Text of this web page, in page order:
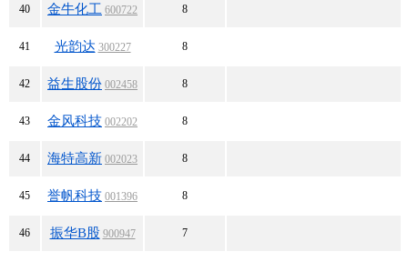
40 金牛化工 600722 8
41 光韵达 300227 8
42 益生股份 002458 8
43 金风科技 002202 8
44 海特高新 002023 8
45 誉帆科技 001396 8
46 振华B股 900947 7